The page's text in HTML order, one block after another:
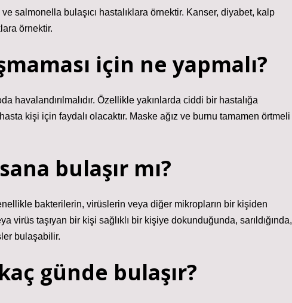
salmonella bulaşıcı hastalıklara örnektir. Kanser, diyabet, kalp
örnektir.
için ne yapmalı?
havalandırılmalıdır. Özellikle yakınlarda ciddi bir hastalığa
kişi için faydalı olacaktır. Maske ağız ve burnu tamamen örtmeli
bulaşır mı?
bakterilerin, virüslerin veya diğer mikropların bir kişiden
virüs taşıyan bir kişi sağlıklı bir kişiye dokunduğunda, sarıldığında,
bulaşabilir.
günde bulaşır?